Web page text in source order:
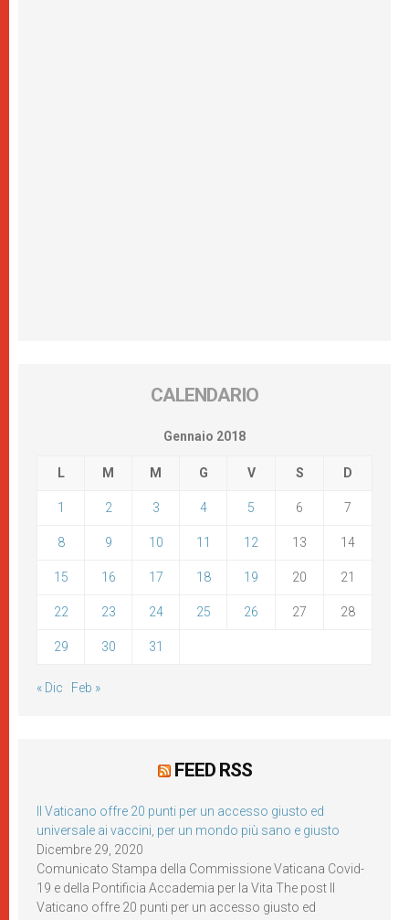
CALENDARIO
Gennaio 2018
L M M G V S D
1 2 3 4 5 6 7
8 9 10 11 12 13 14
15 16 17 18 19 20 21
22 23 24 25 26 27 28
29 30 31
« Dic Feb »
FEED RSS
Il Vaticano offre 20 punti per un accesso giusto ed
universale ai vaccini, per un mondo più sano e giusto
Dicembre 29, 2020
Comunicato Stampa della Commissione Vaticana Covid-
19 e della Pontificia Accademia per la Vita The post Il
Vaticano offre 20 punti per un accesso giusto ed